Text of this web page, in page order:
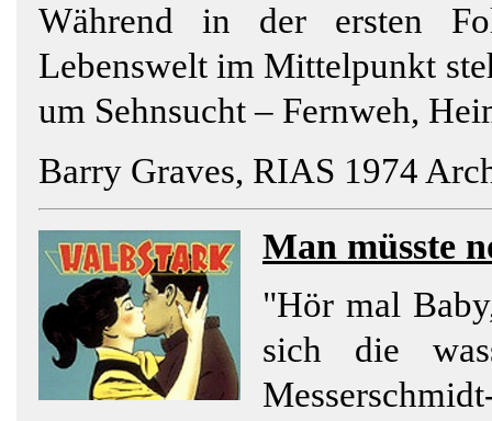
Während in der ersten
Lebenswelt im Mittelpunkt
um Sehnsucht – Fernweh,
Barry Graves, RIAS 1974
Man müsste
"Hör mal
sich die